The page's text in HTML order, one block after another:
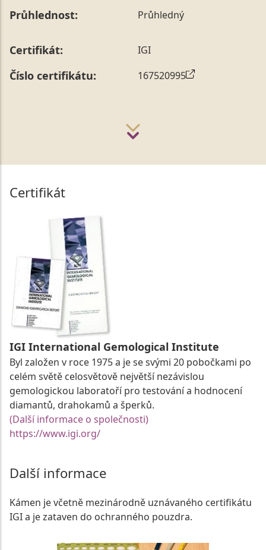
Průhlednost: Průhledný
Certifikát: IGI
Číslo certifikátu: 167520995
Certifikát
IGI International Gemological Institute
Byl založen v roce 1975 a je se svými 20 pobočkami po
celém světě celosvětově největší nezávislou
gemologickou laboratoří pro testování a hodnocení
diamantů, drahokamů a šperků.
(Další informace o společnosti)
https://www.igi.org/
Další informace
Kámen je včetně mezinárodně uznávaného certifikátu
IGI a je zataven do ochranného pouzdra.